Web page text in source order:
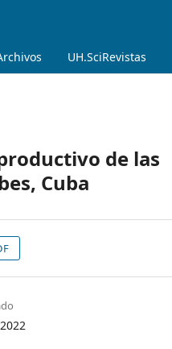
UH.SciRevistas
de las
Cuba